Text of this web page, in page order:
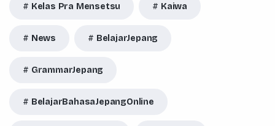
Kelas Pra Mensetsu Kaiwa
News BelajarJepang
GrammarJepang
BelajarBahasaJepangOnline